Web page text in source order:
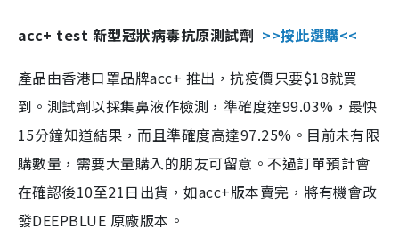
acc+ test 新型冠狀病毒抗原測試劑 >>按此選購<<
產品由香港口罩品牌acc+ 推出，抗疫價只要$18就買
到。測試劑以採集鼻液作檢測，準確度達99.03%，最快
15分鐘知道結果，而且準確度高達97.25%。目前未有限
購數量，需要大量購入的朋友可留意。不過訂單預計會
在確認後10至21日出貨，如acc+版本賣完，將有機會改
發DEEPBLUE 原廠版本。